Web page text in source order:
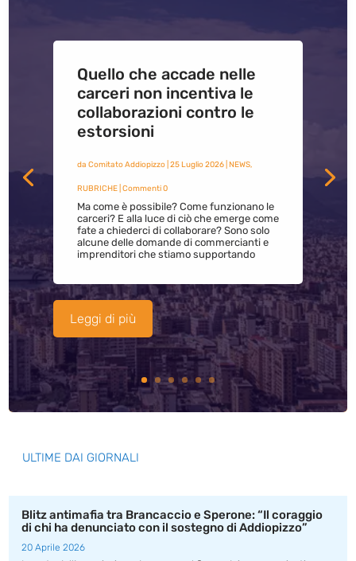
Quello che accade nelle
carceri non incentiva le
collaborazioni contro le
estorsioni
da Comitato Addiopizzo| 25 Luglio 2026| NEWS,
RUBRICHE| Commenti 0
Ma come è possibile? Come funzionano le
carceri? E alla luce di ciò che emerge come
fate a chiederci di collaborare? Sono solo
alcune delle domande di commercianti e
imprenditori che stiamo supportando
Leggi di più
ULTIME DAI GIORNALI
Blitz antimafia tra Brancaccio e Sperone: “Il coraggio
di chi ha denunciato con il sostegno di Addiopizzo”
20 Aprile 2026